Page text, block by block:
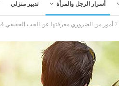
أسرار الرجل والمرأة تدبير منزلي
7 أمور من الضروري معرفتها عن الحب الحقيقي قبل أن ترتكبوا غلطة العمر !